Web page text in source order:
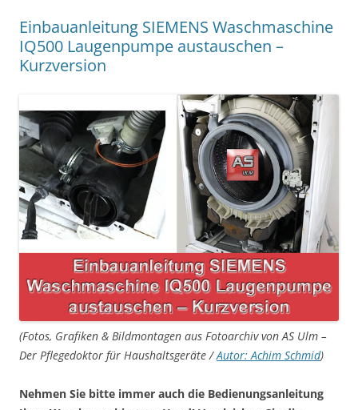
Einbauanleitung SIEMENS Waschmaschine
IQ500 Laugenpumpe austauschen –
Kurzversion
(Fotos, Grafiken & Bildmontagen aus Fotoarchiv von AS Ulm –
Der Pflegedoktor für Haushaltsgeräte /Autor: Achim Schmid)
Nehmen Sie bitte immer auch die Bedienungsanleitung